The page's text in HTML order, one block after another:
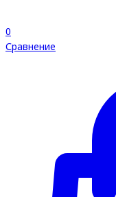
0
Сравнение